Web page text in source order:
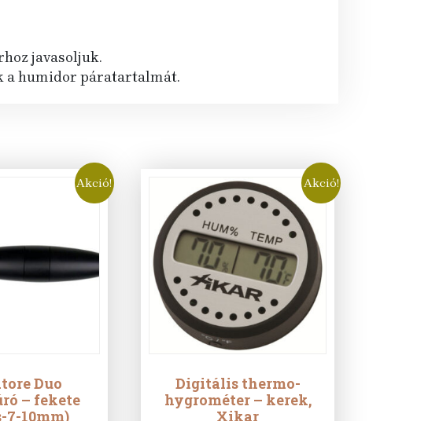
javasoljuk.
a humidor páratartalmát.
Akció!
Duo
– fekete
7-10mm)
Akció!
Digitális thermo-
hygrométer – kerek,
Xikar